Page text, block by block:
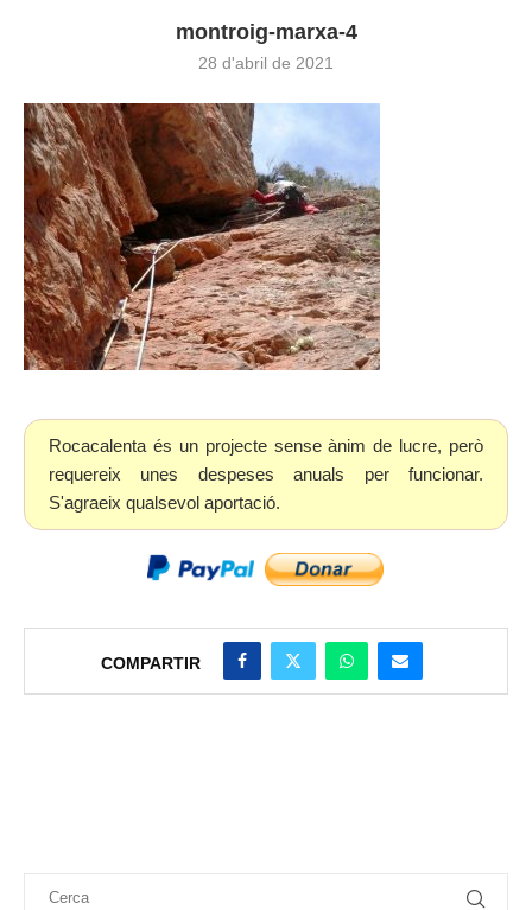
montroig-marxa-4
28 d'abril de 2021
Rocacalenta és un projecte sense ànim de lucre, però
requereix unes despeses anuals per funcionar.
S'agraeix qualsevol aportació.
COMPARTIR